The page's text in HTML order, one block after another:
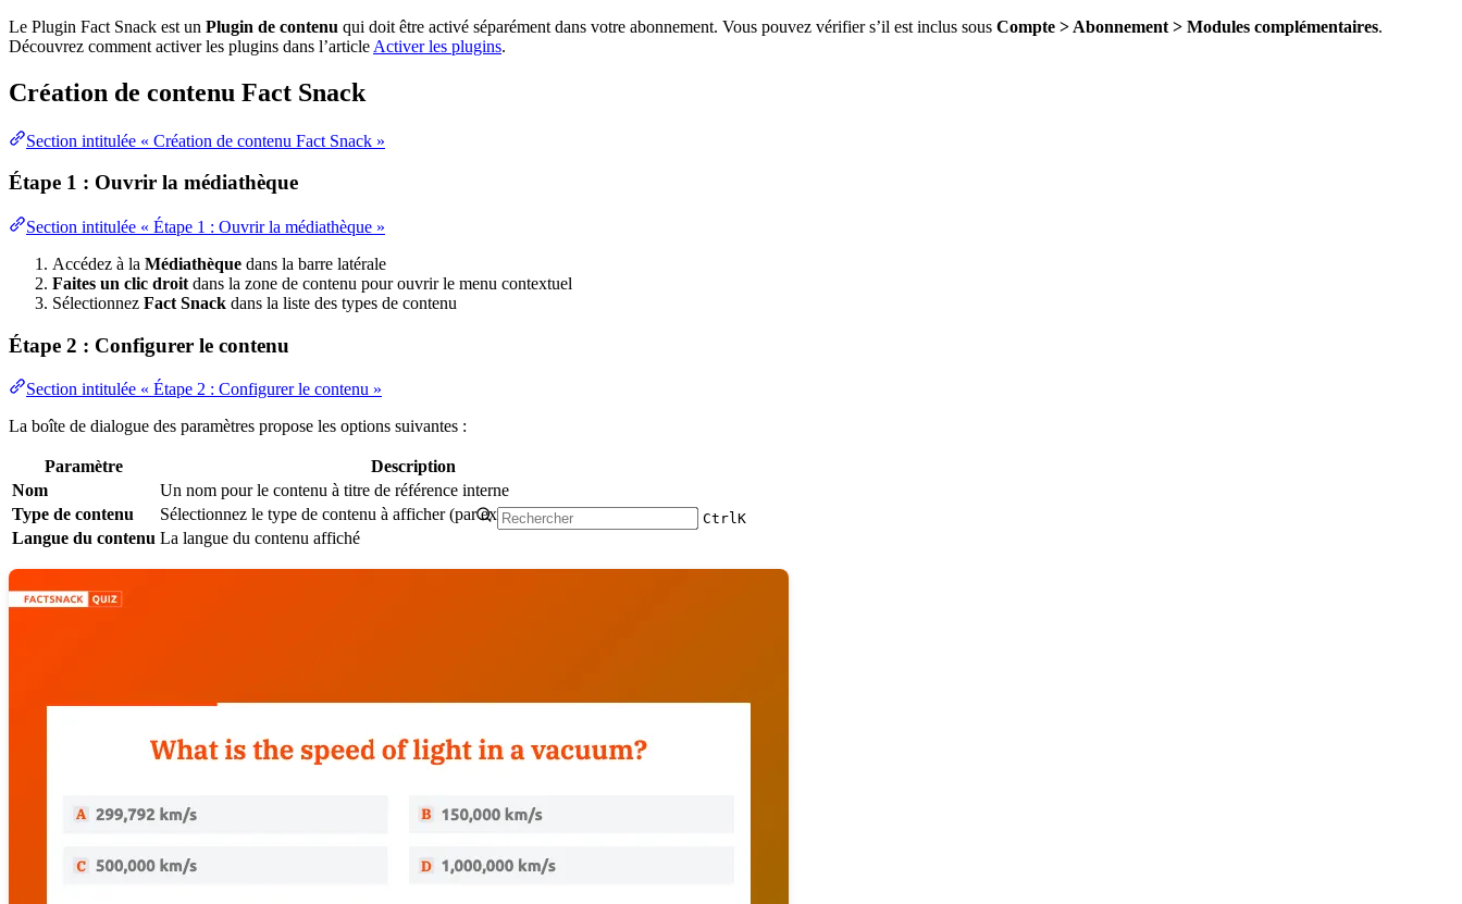
Ctrl K
Le Plugin Fact Snack est un Plugin de contenu qui doit être activé séparément dans votre abonnement. Vous pouvez vérifier s’il est inclus sous Compte > Abonnement > Modules complémentaires.
Découvrez comment activer les plugins dans l’article Activer les plugins.
Création de contenu Fact Snack
Section intitulée « Création de contenu Fact Snack »
Étape 1 : Ouvrir la médiathèque
Section intitulée « Étape 1 : Ouvrir la médiathèque »
Accédez à la Médiathèque dans la barre latérale
Faites un clic droit dans la zone de contenu pour ouvrir le menu contextuel
Sélectionnez Fact Snack dans la liste des types de contenu
Étape 2 : Configurer le contenu
Section intitulée « Étape 2 : Configurer le contenu »
La boîte de dialogue des paramètres propose les options suivantes :
Paramètre
Description
Nom
Un nom pour le contenu à titre de référence interne
Type de contenu
Sélectionnez le type de contenu à afficher (par ex., Citation, Fait amusant)
Langue du contenu La langue du contenu affiché